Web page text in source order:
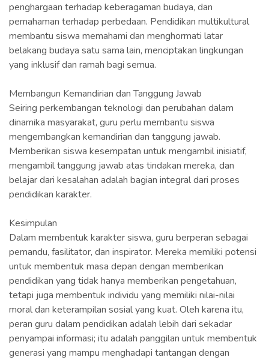
penghargaan terhadap keberagaman budaya, dan
pemahaman terhadap perbedaan. Pendidikan multikultural
membantu siswa memahami dan menghormati latar
belakang budaya satu sama lain, menciptakan lingkungan
yang inklusif dan ramah bagi semua.
Membangun Kemandirian dan Tanggung Jawab
Seiring perkembangan teknologi dan perubahan dalam
dinamika masyarakat, guru perlu membantu siswa
mengembangkan kemandirian dan tanggung jawab.
Memberikan siswa kesempatan untuk mengambil inisiatif,
mengambil tanggung jawab atas tindakan mereka, dan
belajar dari kesalahan adalah bagian integral dari proses
pendidikan karakter.
Kesimpulan
Dalam membentuk karakter siswa, guru berperan sebagai
pemandu, fasilitator, dan inspirator. Mereka memiliki potensi
untuk membentuk masa depan dengan memberikan
pendidikan yang tidak hanya memberikan pengetahuan,
tetapi juga membentuk individu yang memiliki nilai-nilai
moral dan keterampilan sosial yang kuat. Oleh karena itu,
peran guru dalam pendidikan adalah lebih dari sekadar
penyampai informasi; itu adalah panggilan untuk membentuk
generasi yang mampu menghadapi tantangan dengan